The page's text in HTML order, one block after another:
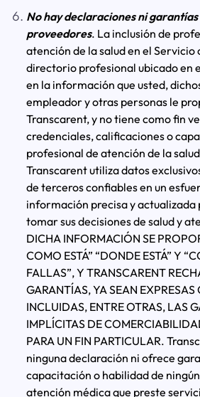
No hay declaraciones ni
proveedores. La inclusión de
atención de la salud en el Servicio
directorio profesional ubicado en
en la información que usted,
empleador y otras personas le
Transcarent, y no tiene como fin
credenciales, calificaciones o
profesional de atención de la
Transcarent utiliza datos
de terceros confiables en un
información precisa y actualizada
tomar sus decisiones de salud y
DICHA INFORMACIÓN SE
COMO ESTÁ” “DONDE ESTÁ” Y
FALLAS”, Y TRANSCARENT
GARANTÍAS, YA SEAN EXPRESAS
INCLUIDAS, ENTRE OTRAS, LAS
IMPLÍCITAS DE
PARA UN FIN PARTICULAR.
ninguna declaración ni ofrece
capacitación o habilidad de
atención médica que preste